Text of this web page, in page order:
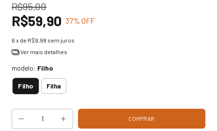
R$95,00
R$59,90 37% OFF
6 x de R$9,98 sem juros
Ver mais detalhes
modelo: Filho
Filho Filha